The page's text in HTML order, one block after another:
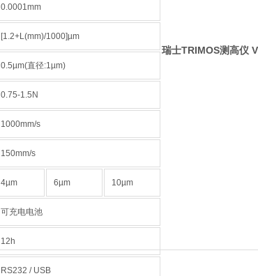
0.0001mm
[1.2+L(mm)/1000]µm
0.5µm(直径:1µm)
0.75-1.5N
1000mm/s
150mm/s
4µm 6µm 10µm
可充电电池
12h
RS232 / USB
瑞士TRIMOS测高仪